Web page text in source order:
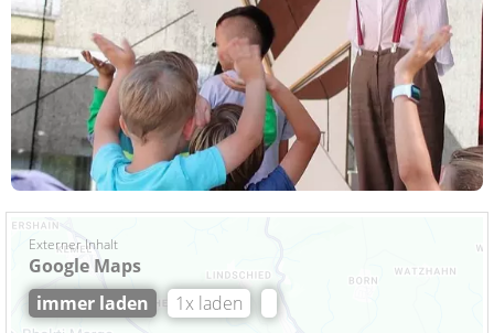
Externer Inhalt
Google Maps
immer laden
1x laden